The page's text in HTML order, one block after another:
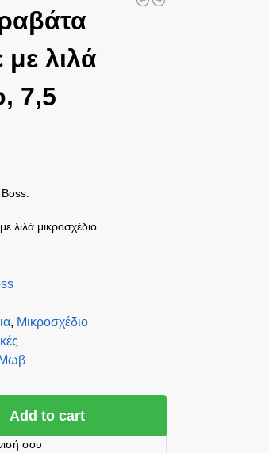
λιλά
7,5
λιλά μικροσχέδιο
, Μικροσχέδιο
Μωβ
Add to cart
σου